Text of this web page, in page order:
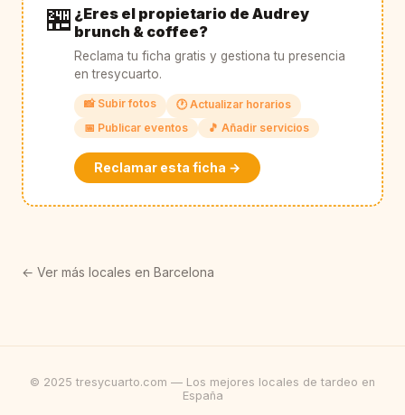
🏪 ¿Eres el propietario de Audrey
brunch & coffee?
Reclama tu ficha gratis y gestiona tu presencia
en tresycuarto.
📸 Subir fotos
🕐 Actualizar horarios
📅 Publicar eventos
🎵 Añadir servicios
Reclamar esta ficha →
← Ver más locales en Barcelona
© 2025 tresycuarto.com — Los mejores locales de tardeo en
España